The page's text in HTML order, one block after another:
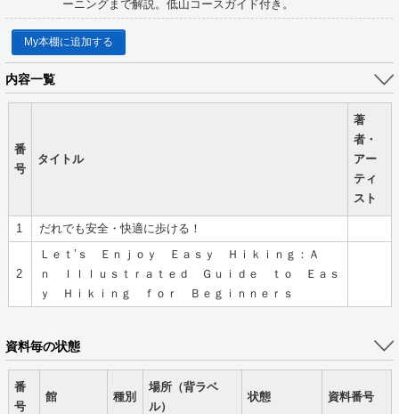
ーニングまで解説。低山コースガイド付き。
My本棚に追加する
内容一覧
番
号
タイトル
著
者・
アー
ティ
スト
1 だれでも安全・快適に歩ける！
2
Ｌｅｔ’ｓ Ｅｎｊｏｙ Ｅａｓｙ Ｈｉｋｉｎｇ：Ａ
ｎ Ｉｌｌｕｓｔｒａｔｅｄ Ｇｕｉｄｅ ｔｏ Ｅａｓ
ｙ Ｈｉｋｉｎｇ ｆｏｒ Ｂｅｇｉｎｎｅｒｓ
資料毎の状態
番
号
館 種別
場所（背ラベ
ル）
状態 資料番号